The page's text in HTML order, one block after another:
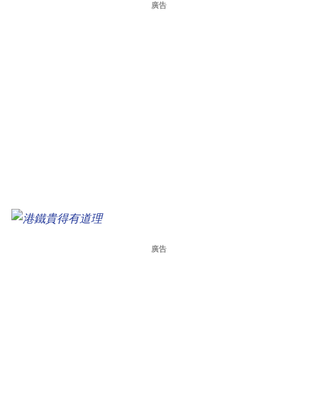
廣告
廣告